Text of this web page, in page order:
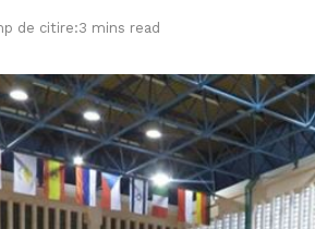
de citire:3 mins read